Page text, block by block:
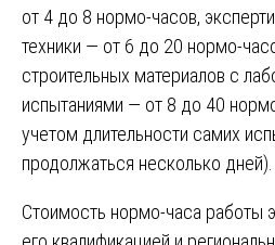
от 4 до 8 нормо-часов,
техники — от 6 до 20 нормо-
строительных материалов с
испытаниями — от 8 до 40
учетом длительности самих
продолжаться несколько дней).
Стоимость нормо-часа работы